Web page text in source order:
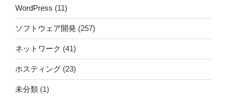
WordPress (11)
ソフトウェア開発 (257)
ネットワーク (41)
ホスティング (23)
未分類 (1)